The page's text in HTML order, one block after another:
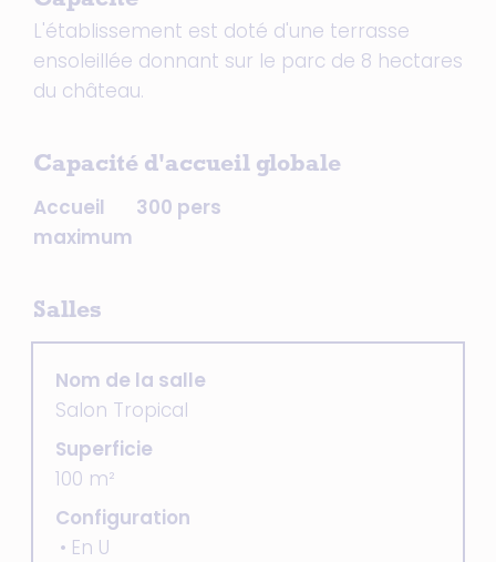
L'établissement est doté d'une terrasse
ensoleillée donnant sur le parc de 8 hectares
du château.
Capacité d'accueil globale
Accueil
maximum
300 pers
Salles
Nom de la salle
Salon Tropical
Superficie
100 m²
Configuration
En U